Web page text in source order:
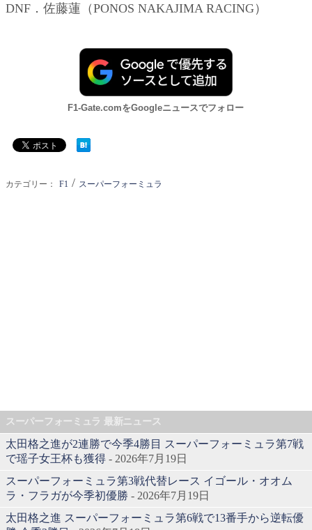
DNF．佐藤蓮（PONOS NAKAJIMA RACING）
F1-Gate.comをGoogleニュースでフォロー
カテゴリー： F1 / スーパーフォーミュラ
スーパーフォーミュラ 最新ニュース
太田格之進が2連勝で今季4勝目 スーパーフォーミュラ第7戦
で瑶子女王杯も獲得 - 2026年7月19日
スーパーフォーミュラ第3戦代替レース イゴール・オオム
ラ・フラガが今季初優勝 - 2026年7月19日
太田格之進 スーパーフォーミュラ第6戦で13番手から逆転優